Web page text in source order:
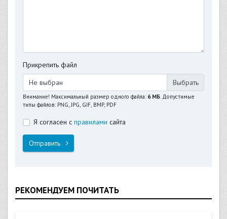
Прикрепить файл
Не выбран
Внимание! Максимальный размер одного файла: 6 МБ. Допустимые
типы файлов: PNG, JPG, GIF, BMP, PDF
Я согласен с правилами сайта
Отправить
РЕКОМЕНДУЕМ ПОЧИТАТЬ